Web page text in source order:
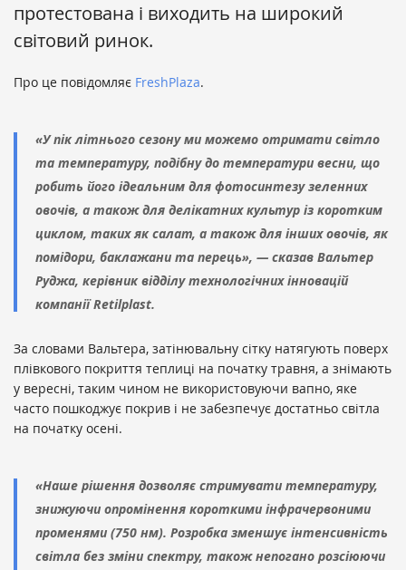
протестована і виходить на широкий
світовий ринок.
Про це повідомляє FreshPlaza.
«У пік літнього сезону ми можемо отримати світло
та температуру, подібну до температури весни, що
робить його ідеальним для фотосинтезу зеленних
овочів, а також для делікатних культур із коротким
циклом, таких як салат, а також для інших овочів, як
помідори, баклажани та перець», — сказав Вальтер
Руджа, керівник відділу технологічних інновацій
компанії Retilplast.
За словами Вальтера, затінювальну сітку натягують поверх
плівкового покриття теплиці на початку травня, а знімають
у вересні, таким чином не використовуючи вапно, яке
часто пошкоджує покрив і не забезпечує достатньо світла
на початку осені.
«Наше рішення дозволяє стримувати температуру,
знижуючи опромінення короткими інфрачервоними
променями (750 нм). Розробка зменшує інтенсивність
світла без зміни спектру, також непогано розсіюючи